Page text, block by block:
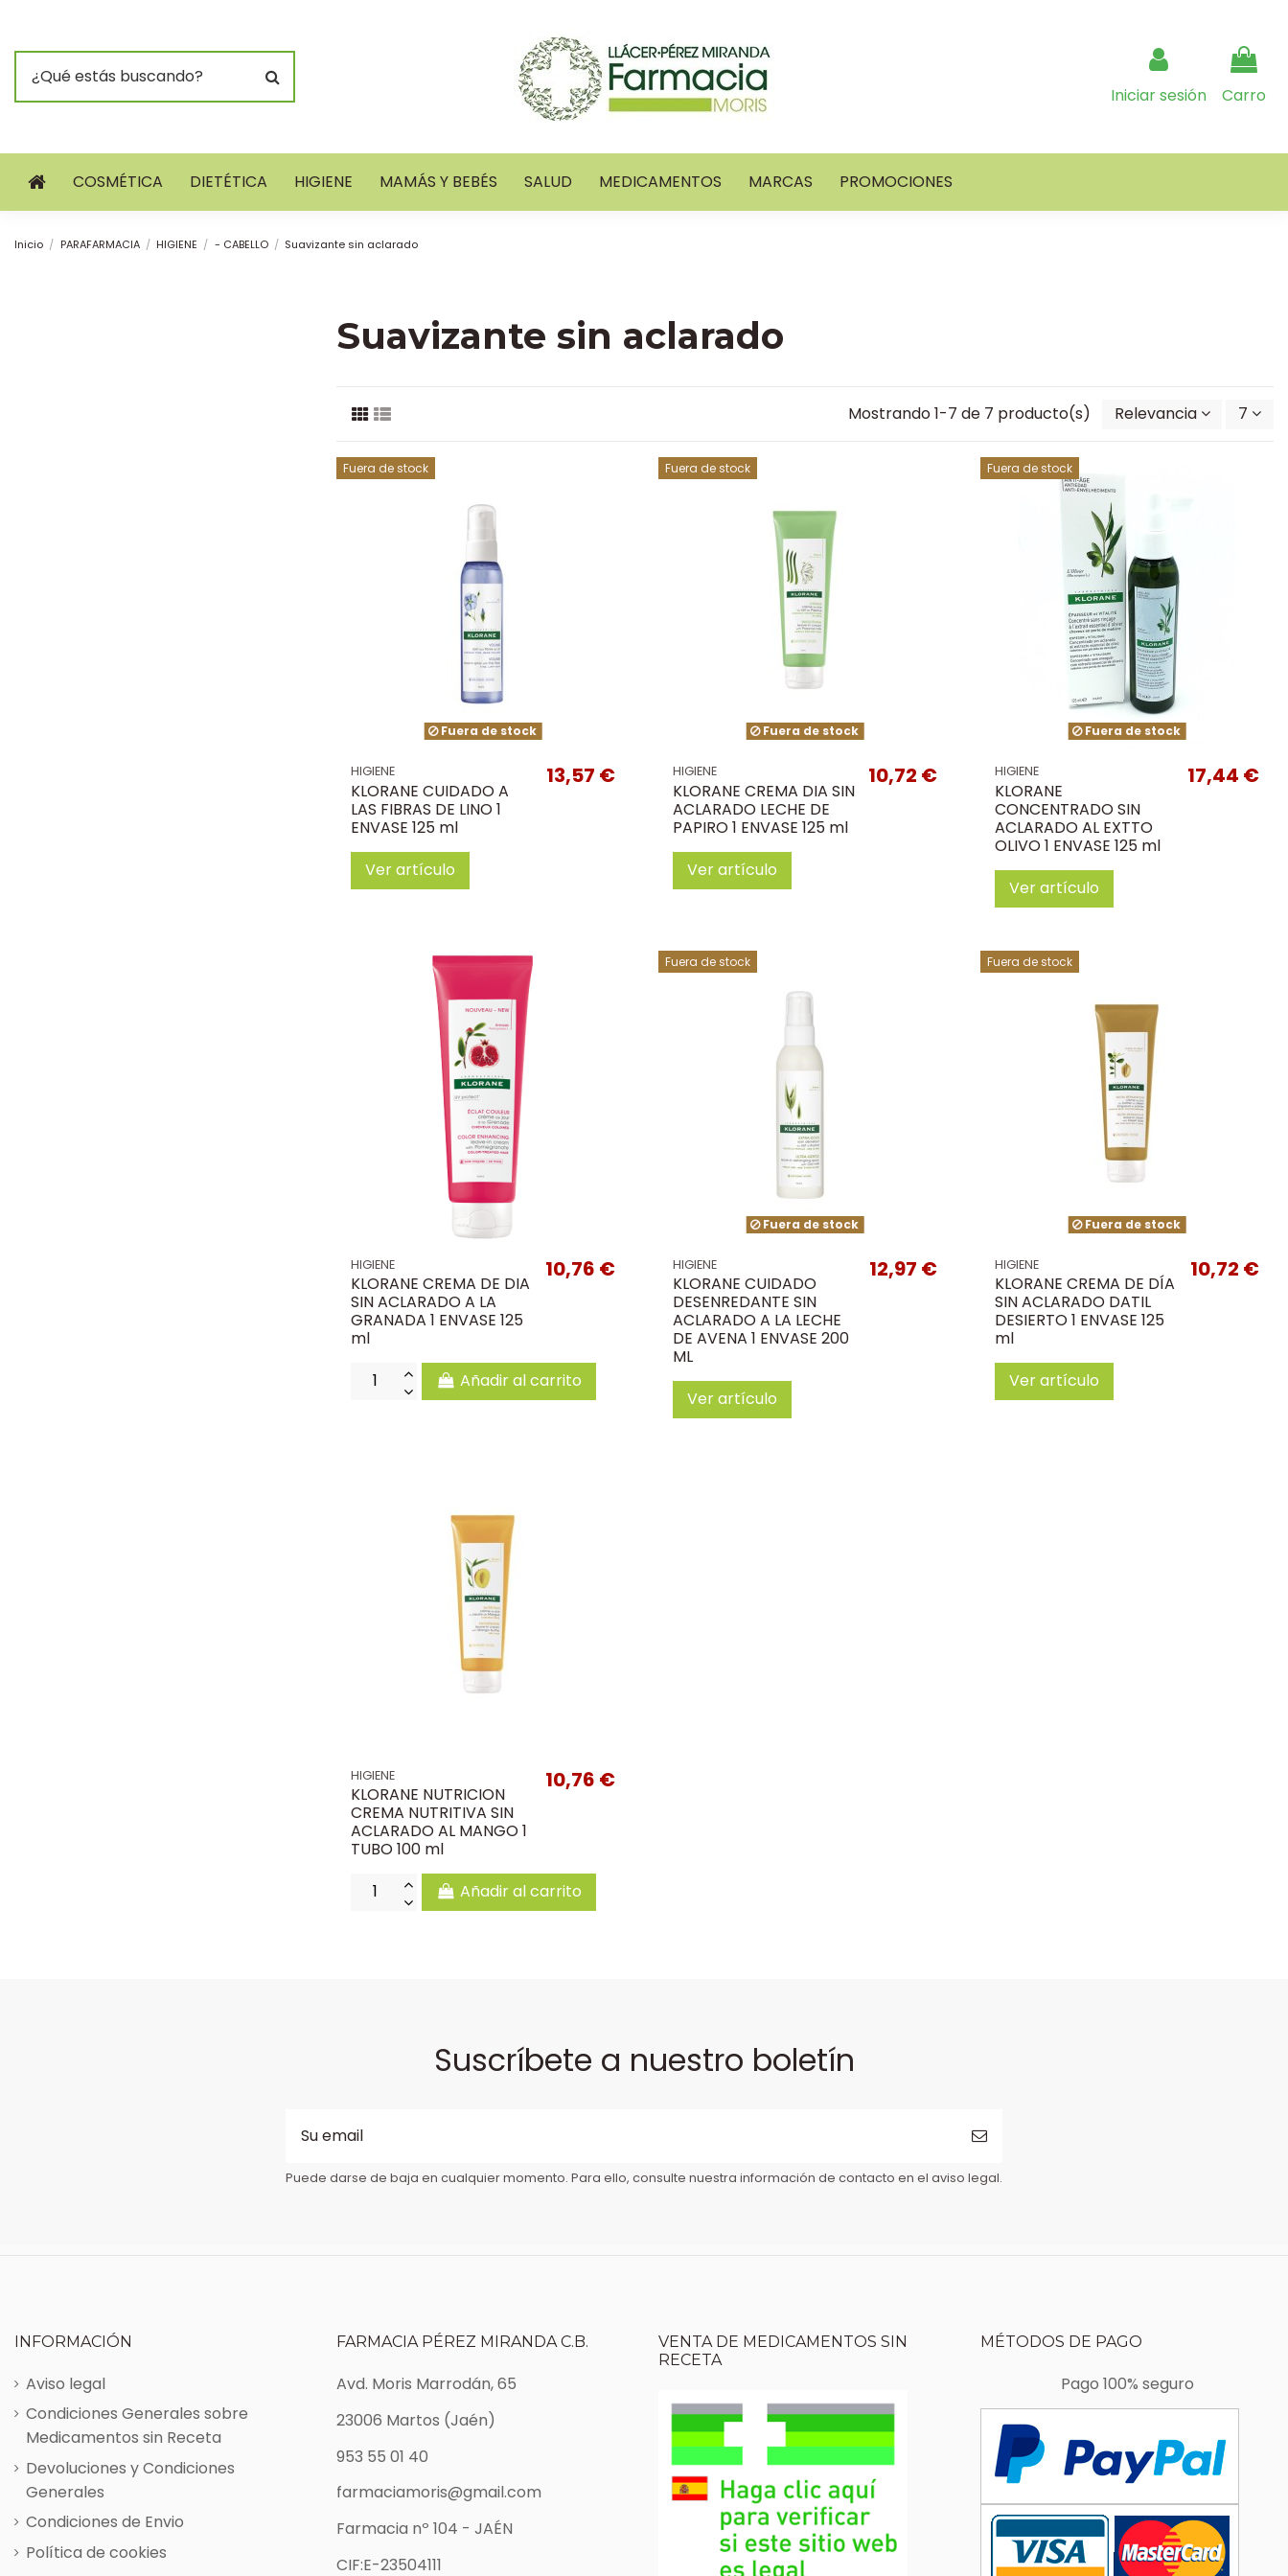
Iniciar sesión Carro
COSMÉTICA DIETÉTICA HIGIENE MAMÁS Y BEBÉS SALUD MEDICAMENTOS MARCAS PROMOCIONES
Inicio PARAFARMACIA HIGIENE - CABELLO Suavizante sin aclarado
Suavizante sin aclarado
Mostrando 1-7 de 7 producto(s) Relevancia 7
Fuera de stock
Fuera de stock
HIGIENE
KLORANE CUIDADO A
LAS FIBRAS DE LINO 1
ENVASE 125 ml
13,57 €
Ver artículo
Fuera de stock
Fuera de stock
HIGIENE
KLORANE CREMA DIA SIN
ACLARADO LECHE DE
PAPIRO 1 ENVASE 125 ml
10,72 €
Ver artículo
Fuera de stock
Fuera de stock
HIGIENE
KLORANE
CONCENTRADO SIN
ACLARADO AL EXTTO
OLIVO 1 ENVASE 125 ml
17,44 €
Ver artículo
HIGIENE
KLORANE CREMA DE DIA
SIN ACLARADO A LA
GRANADA 1 ENVASE 125
ml
10,76 €
Añadir al carrito
Fuera de stock
Fuera de stock
HIGIENE
KLORANE CUIDADO
DESENREDANTE SIN
ACLARADO A LA LECHE
DE AVENA 1 ENVASE 200
ML
12,97 €
Ver artículo
Fuera de stock
Fuera de stock
HIGIENE
KLORANE CREMA DE DÍA
SIN ACLARADO DATIL
DESIERTO 1 ENVASE 125
ml
10,72 €
Ver artículo
HIGIENE
KLORANE NUTRICION
CREMA NUTRITIVA SIN
ACLARADO AL MANGO 1
TUBO 100 ml
10,76 €
Añadir al carrito
Suscríbete a nuestro boletín
Puede darse de baja en cualquier momento. Para ello, consulte nuestra información de contacto en el aviso legal.
INFORMACIÓN
Aviso legal
Condiciones Generales sobre
Medicamentos sin Receta
Devoluciones y Condiciones
Generales
Condiciones de Envio
Política de cookies
FARMACIA PÉREZ MIRANDA C.B.
Avd. Moris Marrodán, 65
23006 Martos (Jaén)
953 55 01 40
farmaciamoris@gmail.com
Farmacia nº 104 - JAÉN
CIF:E-23504111
VENTA DE MEDICAMENTOS SIN
RECETA
MÉTODOS DE PAGO
Pago 100% seguro